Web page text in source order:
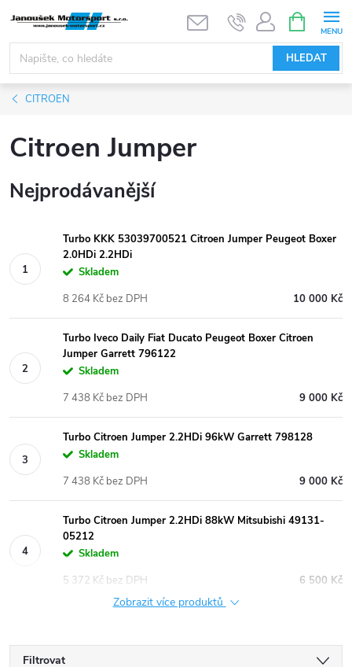
obsah
HLEDAT
NÁKUPNÍ
KOŠÍK
CITROEN
Citroen Jumper
Nejprodávanější
Turbo KKK 53039700521 Citroen Jumper Peugeot Boxer
2.0HDi 2.2HDi
Skladem
10 000 Kč
8 264 Kč bez DPH
Turbo Iveco Daily Fiat Ducato Peugeot Boxer Citroen
Jumper Garrett 796122
Skladem
9 000 Kč
7 438 Kč bez DPH
Turbo Citroen Jumper 2.2HDi 96kW Garrett 798128
Skladem
9 000 Kč
7 438 Kč bez DPH
Turbo Citroen Jumper 2.2HDi 88kW Mitsubishi 49131-
05212
Skladem
6 500 Kč
5 372 Kč bez DPH
Zobrazit více produktů
Filtrovat